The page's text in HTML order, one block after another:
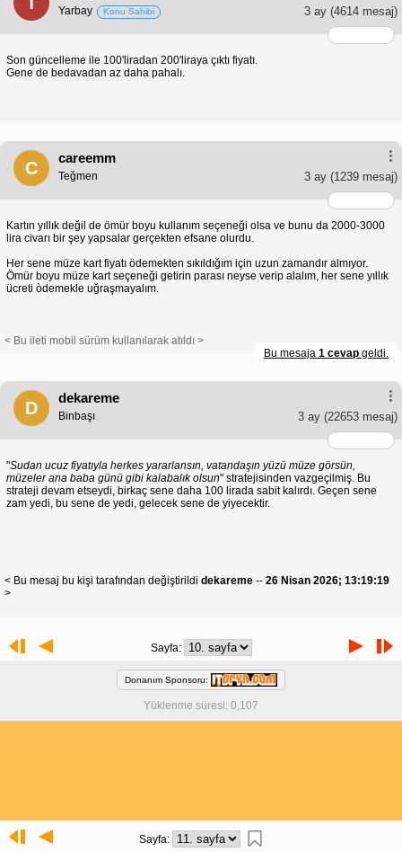
3 ay (4614 mesaj)
Yarbay Konu Sahibi
Son güncelleme ile 100'liradan 200'liraya çıktı fiyatı.
Gene de bedavadan az daha pahalı.
C
careemm
3 ay (1239 mesaj)
Teğmen
Kartın yıllık değil de ömür boyu kullanım seçeneği olsa ve bunu da 2000-3000
lira civarı bir şey yapsalar gerçekten efsane olurdu.
Her sene müze kart fiyatı ödemekten sıkıldığım için uzun zamandır almıyor.
Ömür boyu müze kart seçeneği getirin parası neyse verip alalım, her sene yıllık
ücreti òdemekle uğraşmayalım.
< Bu ileti mobil sürüm kullanılarak atıldı >
Bu mesaja 1 cevap geldi.
D
dekareme
3 ay (22653 mesaj)
Binbaşı
"Sudan ucuz fiyatıyla herkes yararlansın, vatandaşın yüzü müze görsün,
müzeler ana baba günü gibi kalabalık olsun" stratejisinden vazgeçilmiş. Bu
strateji devam etseydi, birkaç sene daha 100 lirada sabit kalırdı. Geçen sene
zam yedi, bu sene de yedi, gelecek sene de yiyecektir.
< Bu mesaj bu kişi tarafından değiştirildi dekareme -- 26 Nisan 2026; 13:19:19
>
Sayfa:
Donanım Sponsoru:
Yüklenme süresi: 0,107
Sayfa: